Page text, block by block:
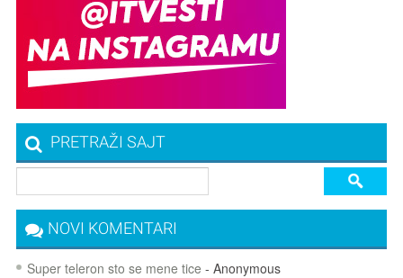
PRETRAŽI SAJT
NOVI KOMENTARI
Super teleron sto se mene tice - Anonymous